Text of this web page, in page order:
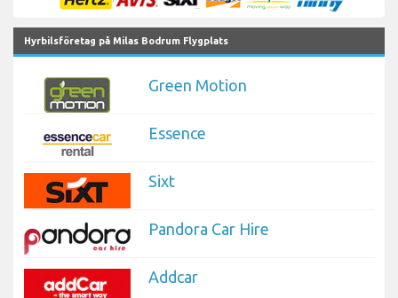
Hyrbilsföretag på Milas Bodrum Flygplats
Green Motion
Essence
Sixt
Pandora Car Hire
Addcar